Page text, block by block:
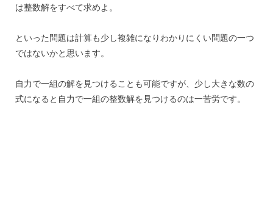
は整数解をすべて求めよ。
といった問題は計算も少し複雑になりわかりにくい問題の一つ
ではないかと思います。
自力で一組の解を見つけることも可能ですが、少し大きな数の
式になると自力で一組の整数解を見つけるのは一苦労です。